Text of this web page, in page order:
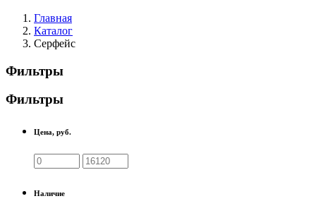
Главная
Каталог
Серфейс
Фильтры
Фильтры
Цена, руб.
Наличие